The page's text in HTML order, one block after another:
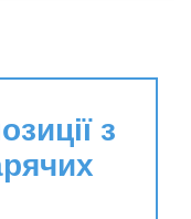
з